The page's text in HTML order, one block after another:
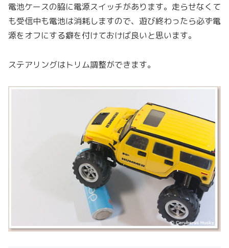
電池ケースの脇に電源スイッチがあります。走らせなくて
も受信中も電池は消耗しますので、遊び終わったら必ず電
源をオフにする癖を付けておけば良いと思います。
ステアリングはトリム調整ができます。